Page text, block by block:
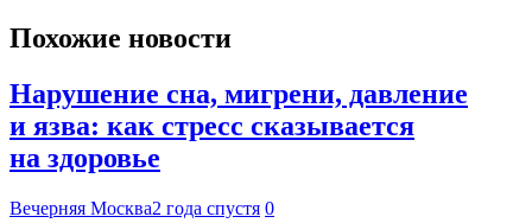
Похожие новости
Нарушение сна, мигрени, давление
и язва: как стресс сказывается
на здоровье
Вечерняя Москва2 года спустя 0